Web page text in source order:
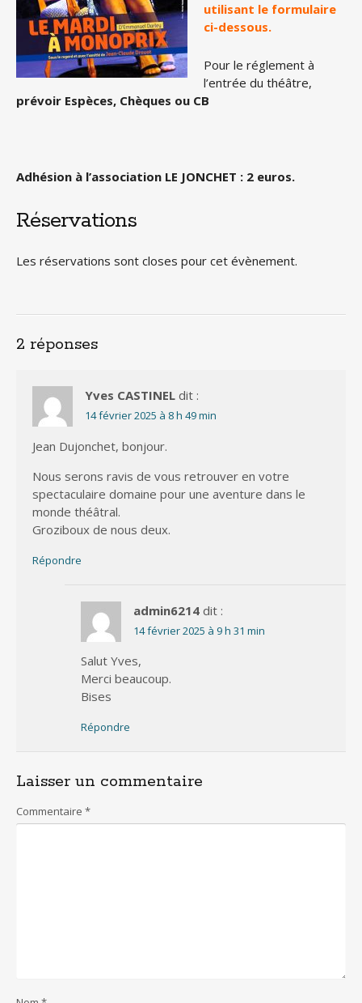
utilisant le formulaire
ci-dessous.
Pour le réglement à
l’entrée du théâtre,
prévoir Espèces, Chèques ou CB
Adhésion à l’association LE JONCHET : 2 euros.
Réservations
Les réservations sont closes pour cet évènement.
2 réponses
Yves CASTINEL dit :
14 février 2025 à 8 h 49 min
Jean Dujonchet, bonjour.
Nous serons ravis de vous retrouver en votre
spectaculaire domaine pour une aventure dans le
monde théâtral.
Groziboux de nous deux.
Répondre
admin6214 dit :
14 février 2025 à 9 h 31 min
Salut Yves,
Merci beaucoup.
Bises
Répondre
Laisser un commentaire
Commentaire *